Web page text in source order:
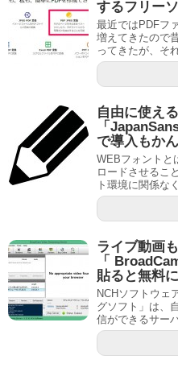
するフリー
最近ではPDFフ
増えてきたので
ってきたが、そ
自由に使え
「
で導入もか
WEBフォントと
ロードさせるこ
ト環境に関係な
ライブ動画
「
貼ると無料
NCHソフトウェ
グソフト」は、
信ができるサー